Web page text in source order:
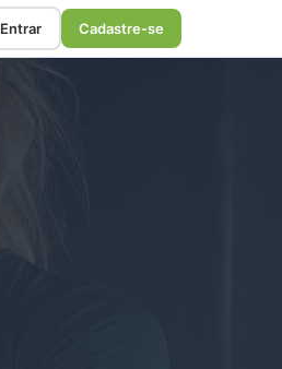
Entrar Cadastre-se